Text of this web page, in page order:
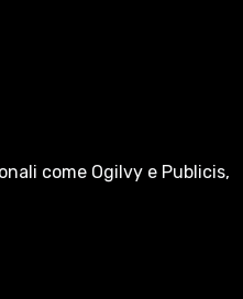
come Ogilvy e Publicis,